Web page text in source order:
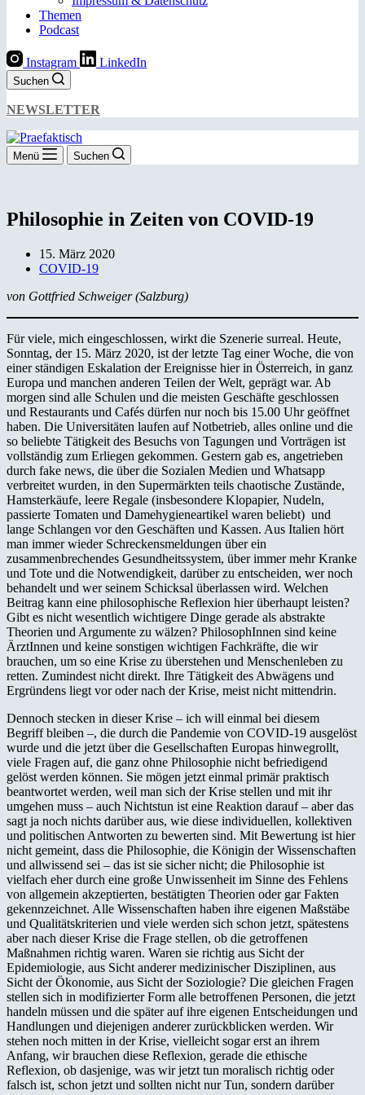
Themen
Podcast
Instagram LinkedIn
Suchen
NEWSLETTER
Menü Suchen
Philosophie in Zeiten von COVID-19
15. März 2020
COVID-19
von Gottfried Schweiger (Salzburg)
Für viele, mich eingeschlossen, wirkt die Szenerie surreal. Heute,
Sonntag, der 15. März 2020, ist der letzte Tag einer Woche, die von
einer ständigen Eskalation der Ereignisse hier in Österreich, in ganz
Europa und manchen anderen Teilen der Welt, geprägt war. Ab
morgen sind alle Schulen und die meisten Geschäfte geschlossen
und Restaurants und Cafés dürfen nur noch bis 15.00 Uhr geöffnet
haben. Die Universitäten laufen auf Notbetrieb, alles online und die
so beliebte Tätigkeit des Besuchs von Tagungen und Vorträgen ist
vollständig zum Erliegen gekommen. Gestern gab es, angetrieben
durch fake news, die über die Sozialen Medien und Whatsapp
verbreitet wurden, in den Supermärkten teils chaotische Zustände,
Hamsterkäufe, leere Regale (insbesondere Klopapier, Nudeln,
passierte Tomaten und Damehygieneartikel waren beliebt) und
lange Schlangen vor den Geschäften und Kassen. Aus Italien hört
man immer wieder Schreckensmeldungen über ein
zusammenbrechendes Gesundheitssystem, über immer mehr Kranke
und Tote und die Notwendigkeit, darüber zu entscheiden, wer noch
behandelt und wer seinem Schicksal überlassen wird. Welchen
Beitrag kann eine philosophische Reflexion hier überhaupt leisten?
Gibt es nicht wesentlich wichtigere Dinge gerade als abstrakte
Theorien und Argumente zu wälzen? PhilosophInnen sind keine
ÄrztInnen und keine sonstigen wichtigen Fachkräfte, die wir
brauchen, um so eine Krise zu überstehen und Menschenleben zu
retten. Zumindest nicht direkt. Ihre Tätigkeit des Abwägens und
Ergründens liegt vor oder nach der Krise, meist nicht mittendrin.
Dennoch stecken in dieser Krise – ich will einmal bei diesem
Begriff bleiben –, die durch die Pandemie von COVID-19 ausgelöst
wurde und die jetzt über die Gesellschaften Europas hinwegrollt,
viele Fragen auf, die ganz ohne Philosophie nicht befriedigend
gelöst werden können. Sie mögen jetzt einmal primär praktisch
beantwortet werden, weil man sich der Krise stellen und mit ihr
umgehen muss – auch Nichtstun ist eine Reaktion darauf – aber das
sagt ja noch nichts darüber aus, wie diese individuellen, kollektiven
und politischen Antworten zu bewerten sind. Mit Bewertung ist hier
nicht gemeint, dass die Philosophie, die Königin der Wissenschaften
und allwissend sei – das ist sie sicher nicht; die Philosophie ist
vielfach eher durch eine große Unwissenheit im Sinne des Fehlens
von allgemein akzeptierten, bestätigten Theorien oder gar Fakten
gekennzeichnet. Alle Wissenschaften haben ihre eigenen Maßstäbe
und Qualitätskriterien und viele werden sich schon jetzt, spätestens
aber nach dieser Krise die Frage stellen, ob die getroffenen
Maßnahmen richtig waren. Waren sie richtig aus Sicht der
Epidemiologie, aus Sicht anderer medizinischer Disziplinen, aus
Sicht der Ökonomie, aus Sicht der Soziologie? Die gleichen Fragen
stellen sich in modifizierter Form alle betroffenen Personen, die jetzt
handeln müssen und die später auf ihre eigenen Entscheidungen und
Handlungen und diejenigen anderer zurückblicken werden. Wir
stehen noch mitten in der Krise, vielleicht sogar erst an ihrem
Anfang, wir brauchen diese Reflexion, gerade die ethische
Reflexion, ob dasjenige, was wir jetzt tun moralisch richtig oder
falsch ist, schon jetzt und sollten nicht nur Tun, sondern darüber